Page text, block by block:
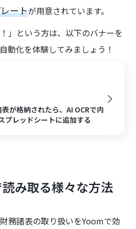
ートが用意されています。
」という方は、以下のバナーを
動化を体験してみましょう！
が格納されたら、AI OCRで内
プレッドシートに追加する
み取る様々な方法
務諸表の取り扱いをYoomで効